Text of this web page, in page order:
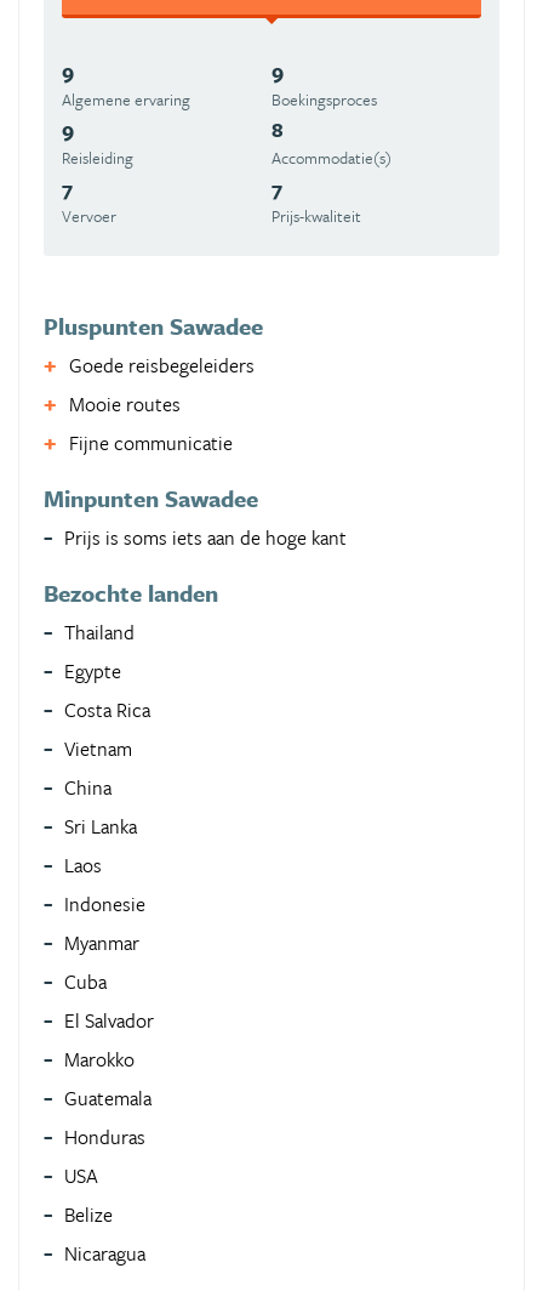
9
Algemene ervaring
9
Boekingsproces
9
Reisleiding
8
Accommodatie(s)
7
Vervoer
7
Prijs-kwaliteit
Pluspunten Sawadee
Goede reisbegeleiders
Mooie routes
Fijne communicatie
Minpunten Sawadee
Prijs is soms iets aan de hoge kant
Bezochte landen
Thailand
Egypte
Costa Rica
Vietnam
China
Sri Lanka
Laos
Indonesie
Myanmar
Cuba
El Salvador
Marokko
Guatemala
Honduras
USA
Belize
Nicaragua